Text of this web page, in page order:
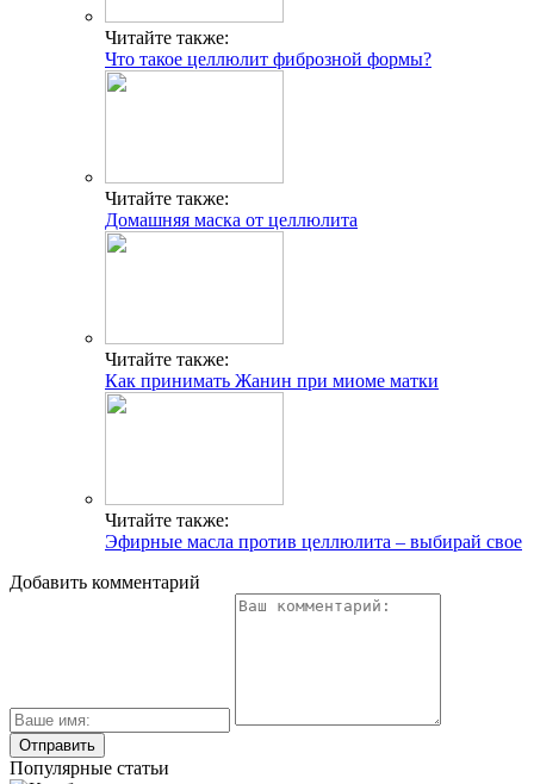
Читайте также:
Что такое целлюлит фиброзной формы?
Читайте также:
Домашняя маска от целлюлита
Читайте также:
Как принимать Жанин при миоме матки
Читайте также:
Эфирные масла против целлюлита – выбирай свое
Добавить комментарий
Популярные статьи